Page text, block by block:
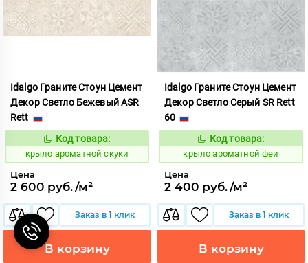
Idalgo Граните Стоун Цемент
Декор Светло Бежевый ASR
Rett
828469
Код товара:
крыло ароматной скуки
Цена
2 600 руб./м²
Заказ в 1 клик
В корзину
Idalgo Граните Стоун Цемент
Декор Светло Серый SR Rett
60
828488
Код товара:
крыло ароматной феи
Цена
2 400 руб./м²
Заказ в 1 клик
В корзину